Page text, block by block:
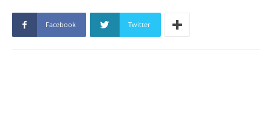
Facebook Twitter